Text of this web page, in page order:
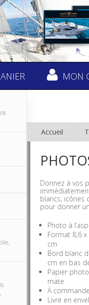
MON
Accueil
Donnez à vos
blancs, icônes
pour donner
Photo à
Format 8,6
cm
Bord blanc
cm en bas
Papier
mate
À
Livré en